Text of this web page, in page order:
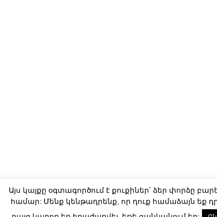
Այս կայքը օգտագործում է քուքիներ՝ ձեր փորձը
համար: Մենք կենթադրենք, որ դուք համաձայն եք